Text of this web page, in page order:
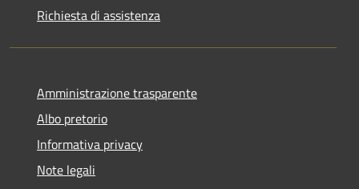
Richiesta di assistenza
Amministrazione trasparente
Albo pretorio
Informativa privacy
Note legali